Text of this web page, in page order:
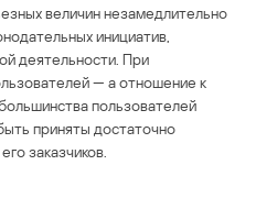
величин незамедлительно
инициатив,
деятельности. При
— а отношение к
пользователей
приняты достаточно
заказчиков.